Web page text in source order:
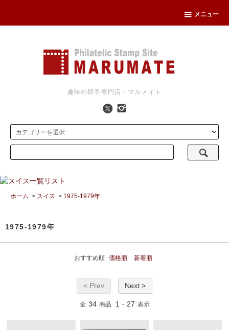
メニュー
趣味の切手専門店・マルメイト
ホーム > スイス > 1975-1979年
1975-1979年
おすすめ順 価格順 新着順
< Prev Next >
全 34 商品 1 - 27 表示